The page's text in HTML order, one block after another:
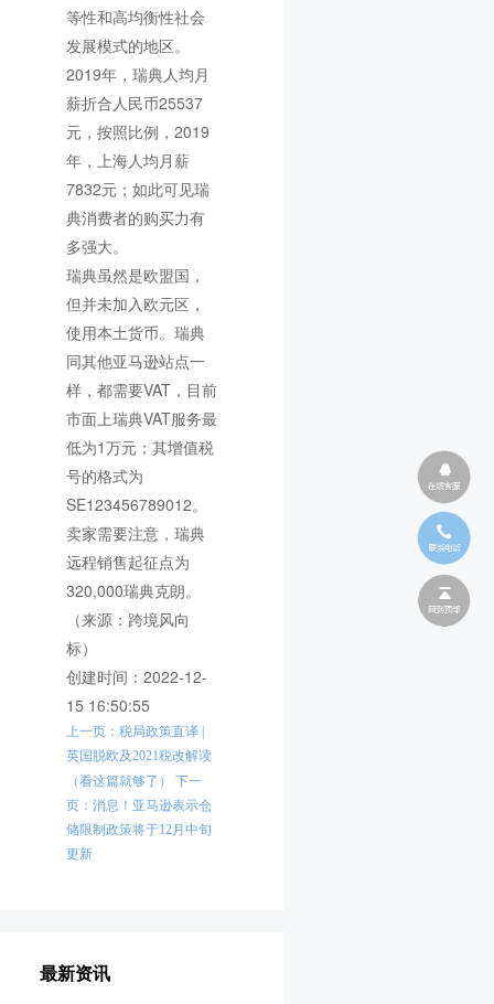
等性和高均衡性社会
发展模式的地区。
2019年，瑞典人均月
薪折合人民币25537
元，按照比例，2019
年，上海人均月薪
7832元；如此可见瑞
典消费者的购买力有
多强大。
瑞典虽然是欧盟国，
但并未加入欧元区，
使用本土货币。瑞典
同其他亚马逊站点一
样，都需要VAT，目前
市面上瑞典VAT服务最
低为1万元；其增值税
号的格式为
SE123456789012。
卖家需要注意，瑞典
远程销售起征点为
320,000瑞典克朗。
（来源：跨境风向
标）
创建时间：2022-12-
15 16:50:55
上一页：税局政策直译 |
英国脱欧及2021税改解读
（看这篇就够了）
下一
页：消息！亚马逊表示仓
储限制政策将于12月中旬
更新
最新资讯